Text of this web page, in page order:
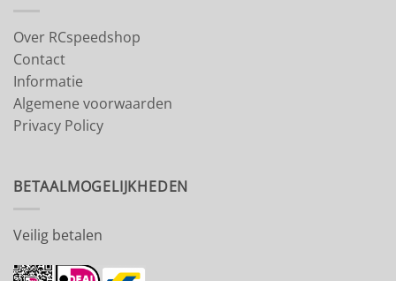
Over RCspeedshop
Contact
Informatie
Algemene voorwaarden
Privacy Policy
BETAALMOGELIJKHEDEN
Veilig betalen